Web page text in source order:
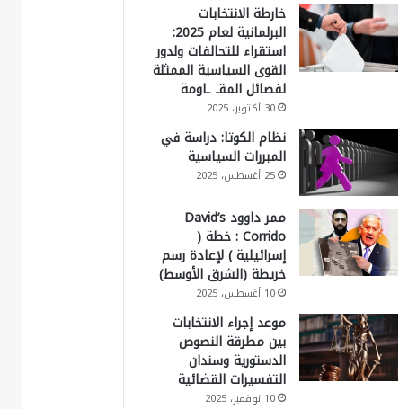
خارطة الانتخابات
البرلمانية لعام 2025:
استقراء للتحالفات ولدور
القوى السياسية الممثلة
لفصائل المقـ ـاومة
30 أكتوبر، 2025
نظام الكوتا: دراسة في
المبررات السياسية
25 أغسطس، 2025
ممر داوود David’s
Corrido : خطة (
إسرائيلية ) لإعادة رسم
خريطة (الشرق الأوسط)
10 أغسطس، 2025
موعد إجراء الانتخابات
بين مطرقة النصوص
الدستورية وسندان
التفسيرات القضائية
10 نوفمبر، 2025